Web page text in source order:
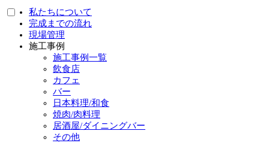
私たちについて
完成までの流れ
現場管理
施工事例
施工事例一覧
飲食店
カフェ
バー
日本料理/和食
焼肉/肉料理
居酒屋/ダイニングバー
その他